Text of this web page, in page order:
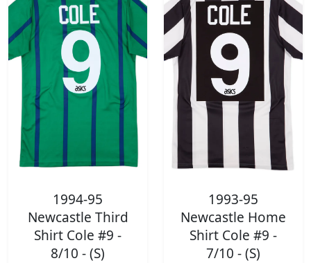
1994-95
Newcastle Third
Shirt Cole #9 -
8/10 - (S)
1993-95
Newcastle Home
Shirt Cole #9 -
7/10 - (S)